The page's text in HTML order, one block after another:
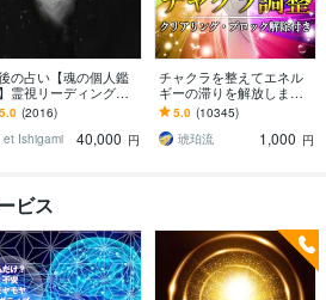
の占い【魂の個人鑑
霊視リーディング承
す 運命の地図を手
輝く人生を創る｜魂
体像を紐解く鑑定
5.0 (2016)
et Ishigami
40,000 円
チャクラを整えてエネル
ギーの滞りを解放します 7
割超リピート！人生を変
えたい人のエネルギー調
整
5.0 (10345)
琥珀流
1,000 円
ビス